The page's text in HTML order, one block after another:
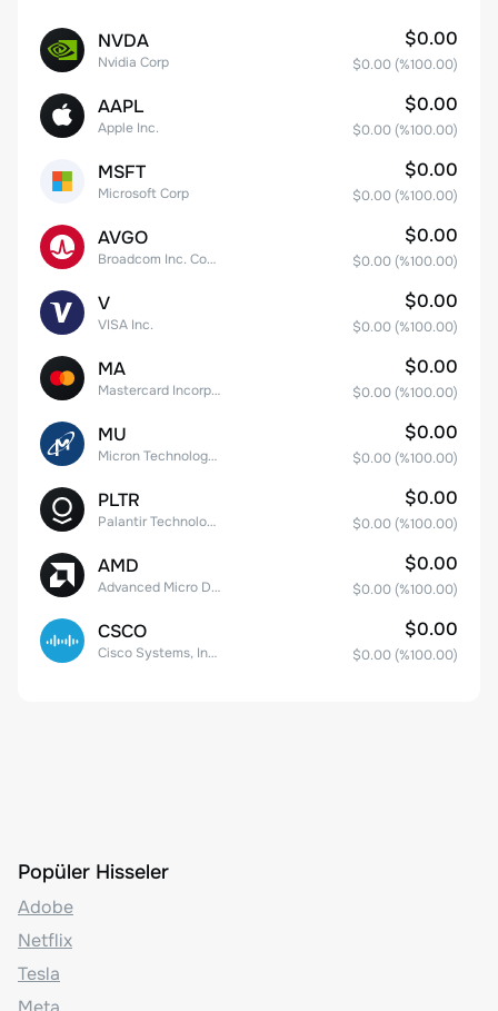
NVDA
Nvidia Corp
$0.00
$0.00 (%100.00)
AAPL
Apple Inc.
$0.00
$0.00 (%100.00)
MSFT
Microsoft Corp
$0.00
$0.00 (%100.00)
AVGO
Broadcom Inc. Common Stock
$0.00
$0.00 (%100.00)
V
VISA Inc.
$0.00
$0.00 (%100.00)
MA
Mastercard Incorporated
$0.00
$0.00 (%100.00)
MU
Micron Technology, Inc.
$0.00
$0.00 (%100.00)
PLTR
Palantir Technologies Inc. Class A Common Stock
$0.00
$0.00 (%100.00)
AMD
Advanced Micro Devices
$0.00
$0.00 (%100.00)
CSCO
Cisco Systems, Inc. Common Stock (DE)
$0.00
$0.00 (%100.00)
Popüler Hisseler
Adobe
Netflix
Tesla